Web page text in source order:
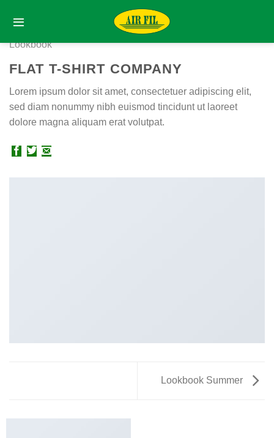
Lookbook
FLAT T-SHIRT COMPANY
Lorem ipsum dolor sit amet, consectetuer adipiscing elit,
sed diam nonummy nibh euismod tincidunt ut laoreet
dolore magna aliquam erat volutpat.
Lookbook Summer